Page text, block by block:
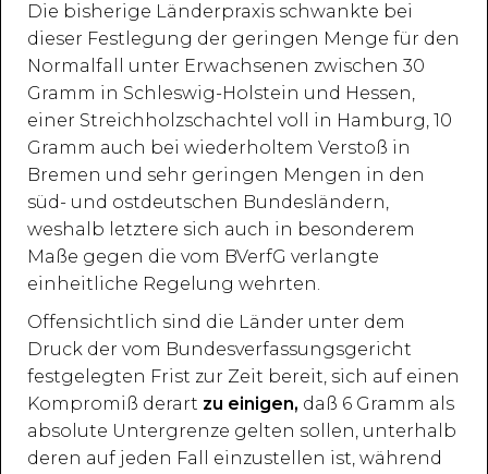
Die bisherige Länderpraxis schwankte bei
dieser Festlegung der geringen Menge für den
Normalfall unter Erwachsenen zwischen 30
Gramm in Schleswig-Holstein und Hessen,
einer Streichholzschachtel voll in Hamburg, 10
Gramm auch bei wiederholtem Verstoß in
Bremen und sehr geringen Mengen in den
süd- und ostdeutschen Bundesländern,
weshalb letztere sich auch in besonderem
Maße gegen die vom BVerfG verlangte
einheitliche Regelung wehrten.
Offensichtlich sind die Länder unter dem
Druck der vom Bundesverfassungsgericht
festgelegten Frist zur Zeit bereit, sich auf einen
Kompromiß derart zu einigen, daß 6 Gramm als
absolute Untergrenze gelten sollen, unterhalb
deren auf jeden Fall einzustellen ist, während